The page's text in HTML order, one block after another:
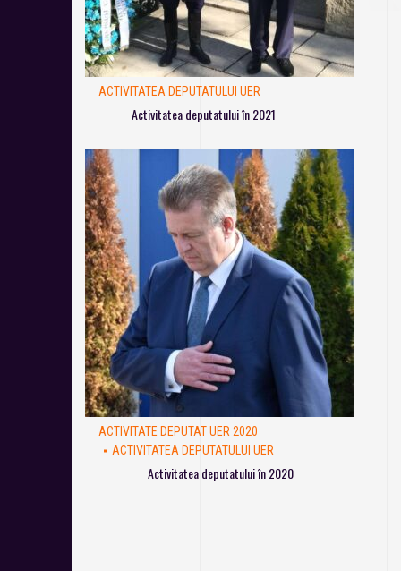
ACTIVITATEA DEPUTATULUI UER
Activitatea deputatului în 2021
ACTIVITATE DEPUTAT UER 2020
ACTIVITATEA DEPUTATULUI UER
Activitatea deputatului în 2020